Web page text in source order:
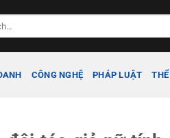
CÔNG NGHỆ PHÁP LUẬT